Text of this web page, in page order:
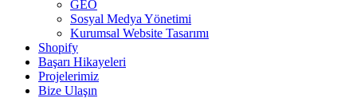
GEO
Sosyal Medya Yönetimi
Kurumsal Website Tasarımı
Shopify
Başarı Hikayeleri
Projelerimiz
Bize Ulaşın